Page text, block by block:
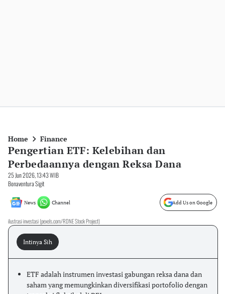
Home Finance
Pengertian ETF: Kelebihan dan
Perbedaannya dengan Reksa Dana
25 Jun 2026, 13:43 WIB
Bonaventura Sigit
News Channel Add Us on Google
ilustrasi investasi (pexels.com/RDNE Stock Project)
Intinya Sih
ETF adalah instrumen investasi gabungan reksa dana dan
saham yang memungkinkan diversifikasi portofolio dengan